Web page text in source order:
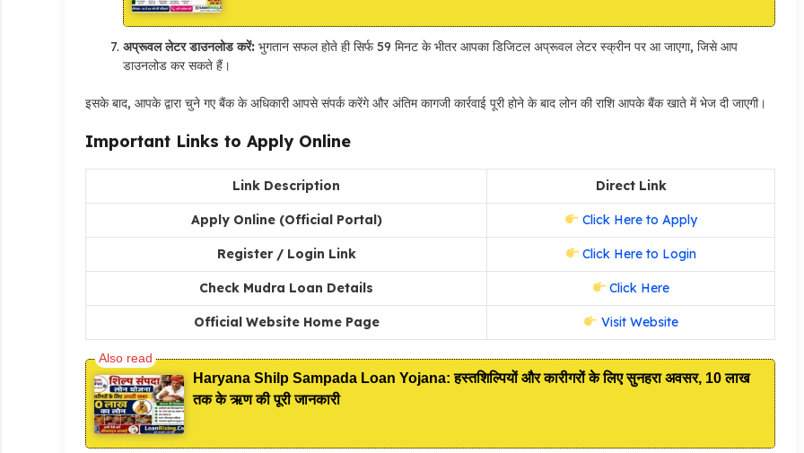
अप्रूवल लेटर डाउनलोड करें: भुगतान सफल होते ही सिर्फ 59 मिनट के भीतर आपका डिजिटल अप्रूवल लेटर स्क्रीन पर आ जाएगा, जिसे आप
डाउनलोड कर सकते हैं।
इसके बाद, आपके द्वारा चुने गए बैंक के अधिकारी आपसे संपर्क करेंगे और अंतिम कागजी कार्रवाई पूरी होने के बाद लोन की राशि आपके बैंक खाते में भेज दी जाएगी।
Important Links to Apply Online
Link Description Direct Link
Apply Online (Official Portal) Click Here to Apply
Register / Login Link Click Here to Login
Check Mudra Loan Details Click Here
Official Website Home Page Visit Website
Haryana Shilp Sampada Loan Yojana: हस्तशिल्पियों और कारीगरों के लिए सुनहरा अवसर, 10 लाख
तक के ऋण की पूरी जानकारी